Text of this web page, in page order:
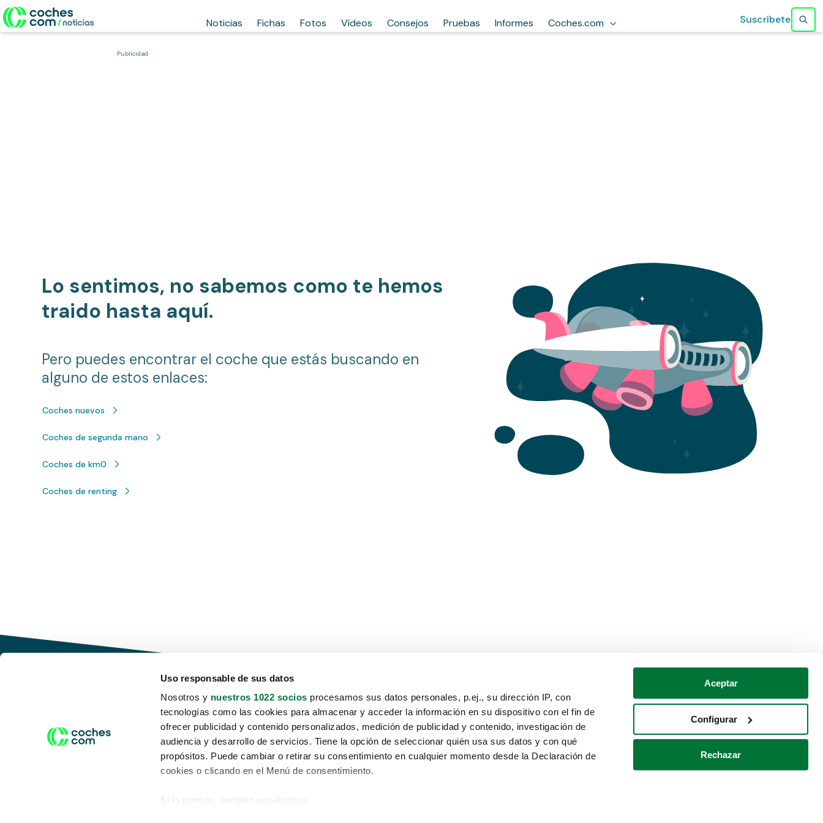
Uso responsable de sus datos
Nosotros y nuestros 1022 socios procesamos sus datos personales, p.ej., su dirección IP, con
tecnologías como las cookies para almacenar y acceder la información en su dispositivo con el fin de
ofrecer publicidad y contenido personalizados, medición de publicidad y contenido, investigación de
audiencia y desarrollo de servicios. Tiene la opción de seleccionar quién usa sus datos y con qué
propósitos. Puede cambiar o retirar su consentimiento en cualquier momento desde la Declaración de
cookies o clicando en el Menú de consentimiento.
Si lo permite, también quisiéramos:
Aceptar
Configurar
Rechazar
Noticias Fichas Fotos Vídeos Consejos Pruebas Informes Coches.com Suscríbete
Publicidad
Lo sentimos, no sabemos como te hemos
traido hasta aquí.
Pero puedes encontrar el coche que estás buscando en
alguno de estos enlaces:
Coches nuevos
Coches de segunda mano
Coches de km0
Coches de renting
Conduce tu futuro,
desata tu movilidad